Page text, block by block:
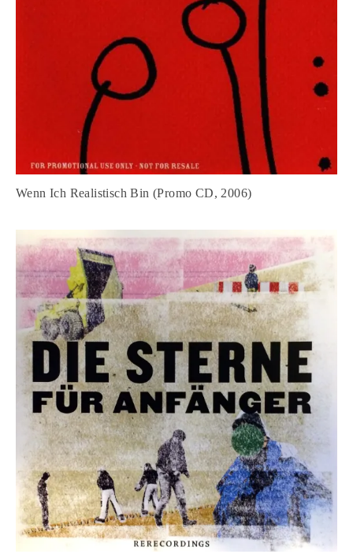
Wenn Ich Realistisch Bin (Promo CD, 2006)